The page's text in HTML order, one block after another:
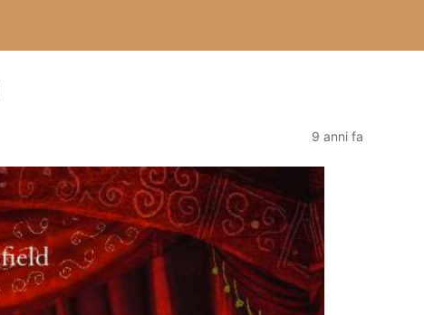
9 anni fa